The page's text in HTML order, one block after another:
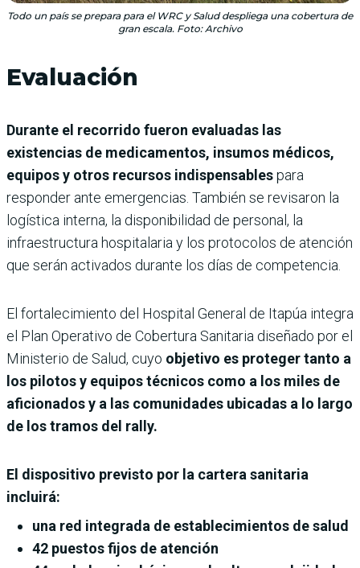
Todo un país se prepara para el WRC y Salud despliega una cobertura de
gran escala. Foto: Archivo
Evaluación
Durante el recorrido fueron evaluadas las
existencias de medicamentos, insumos médicos,
equipos y otros recursos indispensablespara
responder ante emergencias. También se revisaron la
logística interna, la disponibilidad de personal, la
infraestructura hospitalaria y los protocolos de atención
que serán activados durante los días de competencia.
El fortalecimiento del Hospital General de Itapúa integra
el Plan Operativo de Cobertura Sanitaria diseñado por el
Ministerio de Salud, cuyo objetivo es proteger tanto a
los pilotos y equipos técnicos como a los miles de
aficionados y a las comunidades ubicadas a lo largo
de los tramos del rally.
El dispositivo previsto por la cartera sanitaria
incluirá:
una red integrada de establecimientos de salud
42 puestos fijos de atención